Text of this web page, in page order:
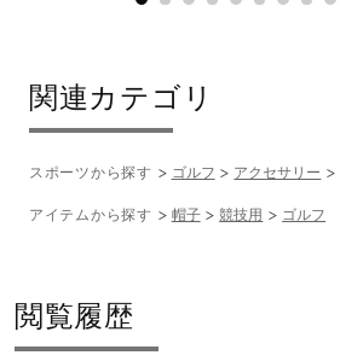
関連カテゴリ
スポーツから探す ゴルフ アクセサリー
アイテムから探す 帽子 競技用 ゴルフ
閲覧履歴